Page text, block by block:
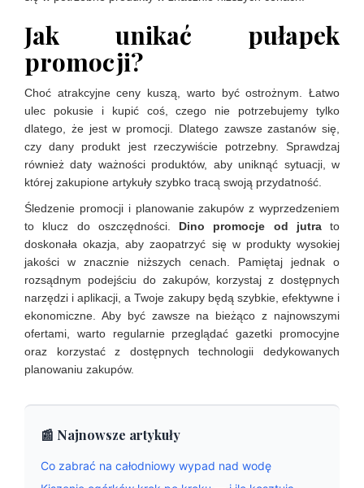
Jak unikać pułapek
promocji?
Choć atrakcyjne ceny kuszą, warto być ostrożnym. Łatwo
ulec pokusie i kupić coś, czego nie potrzebujemy tylko
dlatego, że jest w promocji. Dlatego zawsze zastanów się,
czy dany produkt jest rzeczywiście potrzebny. Sprawdzaj
również daty ważności produktów, aby uniknąć sytuacji, w
której zakupione artykuły szybko tracą swoją przydatność.
Śledzenie promocji i planowanie zakupów z wyprzedzeniem
to klucz do oszczędności. Dino promocje od jutrato
doskonała okazja, aby zaopatrzyć się w produkty wysokiej
jakości w znacznie niższych cenach. Pamiętaj jednak o
rozsądnym podejściu do zakupów, korzystaj z dostępnych
narzędzi i aplikacji, a Twoje zakupy będą szybkie, efektywne i
ekonomiczne. Aby być zawsze na bieżąco z najnowszymi
ofertami, warto regularnie przeglądać gazetki promocyjne
oraz korzystać z dostępnych technologii dedykowanych
planowaniu zakupów.
📰 Najnowsze artykuły
Co zabrać na całodniowy wypad nad wodę